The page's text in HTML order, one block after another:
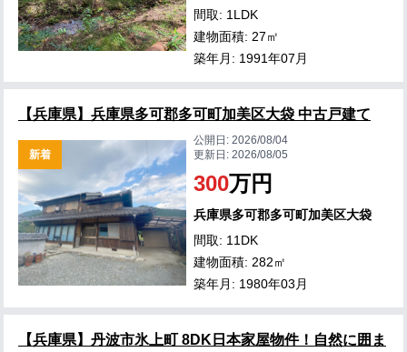
間取: 1LDK
建物面積: 27㎡
築年月: 1991年07月
【兵庫県】兵庫県多可郡多可町加美区大袋 中古戸建て
新着
公開日:2026/08/04
更新日:2026/08/05
300万円
兵庫県多可郡多可町加美区大袋
間取: 11DK
建物面積: 282㎡
築年月: 1980年03月
【兵庫県】丹波市氷上町 8DK日本家屋物件！自然に囲ま